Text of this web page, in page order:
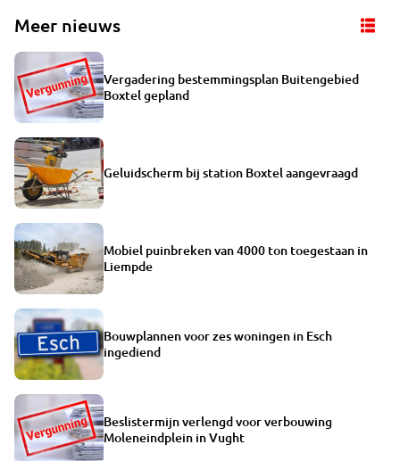
Meer nieuws
Vergadering bestemmingsplan Buitengebied
Boxtel gepland
Geluidscherm bij station Boxtel aangevraagd
Mobiel puinbreken van 4000 ton toegestaan in
Liempde
Bouwplannen voor zes woningen in Esch
ingediend
Beslistermijn verlengd voor verbouwing
Moleneindplein in Vught